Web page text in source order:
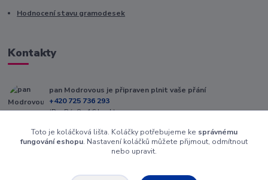
Hodnocení stavu gramodesek
Kontakty
pan Modrovous je připraven plnit vaše přání
+420 725 736 293
(Po-Pá, 8 - 16 hod.)
info@modrovous.cz
Toto je koláčková lišta. Koláčky potřebujeme ke správnému
fungování eshopu. Nastavení koláčků můžete přijmout, odmítnout
nebo upravit.